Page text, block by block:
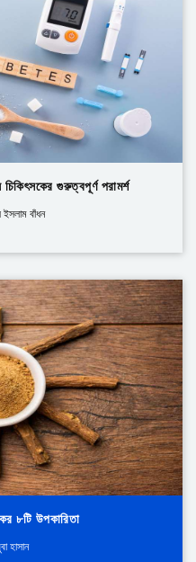
গুরুত্বপূর্ণ পরামর্শ
বাঁধন
৮টি উপকারিতা
হাসান